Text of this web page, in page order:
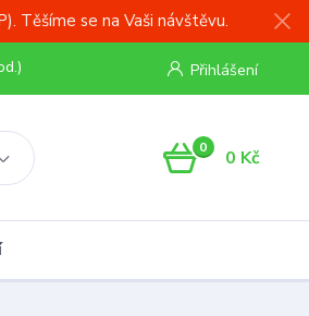
Těšíme se na Vaši návštěvu.
Přihlášení
0 0 Kč